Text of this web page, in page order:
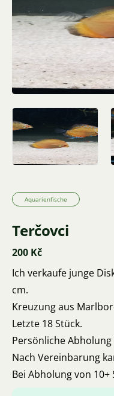
Aquarienfische
Terčovci
200 Kč
Ich verkaufe junge
cm.
Kreuzung aus
Letzte 18 Stück.
Persönliche
Nach Vereinbarung
Bei Abholung von